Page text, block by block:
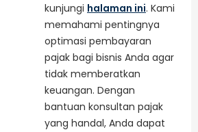
kunjungi halaman ini. Kami
memahami pentingnya
optimasi pembayaran
pajak bagi bisnis Anda agar
tidak memberatkan
keuangan. Dengan
bantuan konsultan pajak
yang handal, Anda dapat